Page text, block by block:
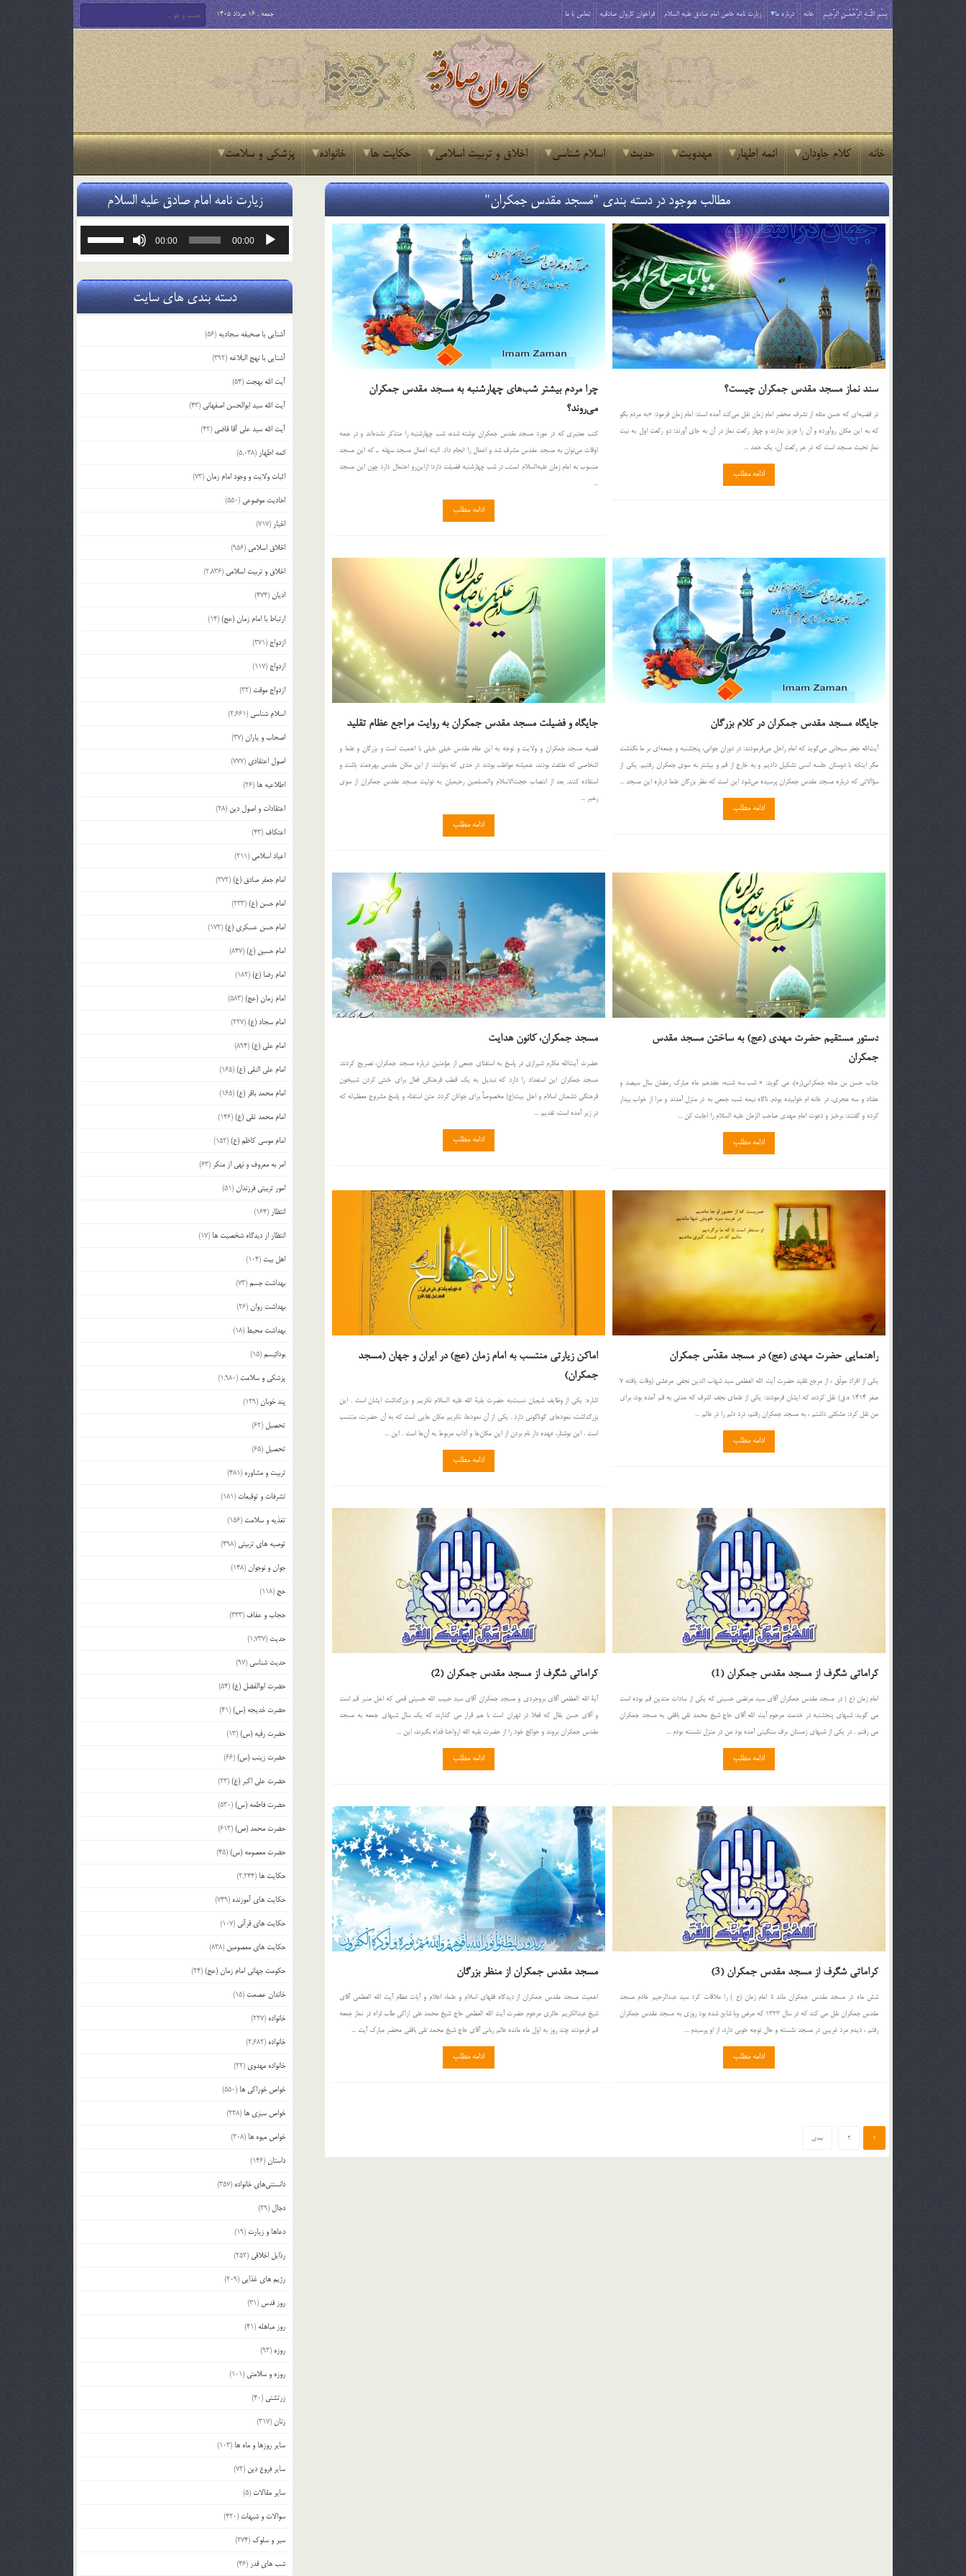
بِسْمِ اللَّـهِ الرَّحْمَـٰنِ الرَّحِيمِ خانه درباره ما زیارت نامه خاص امام صادق علیه السلام فراخوان کاروان صادقیه تماس با ما جمعه , 16 مرداد 1405
خانه کلام جاودان ائمه اطهار مهدویت حدیث اسلام شناسی اخلاق و تربیت اسلامی حکایت ها خانواده پزشکی و سلامت
مطالب موجود در دسته بندی "مسجد مقدس جمکران"
سند نماز مسجد مقدس جمکران چیست؟
در قضیه‌ای که حسن مثله از تشرف محضر امام زمان نقل می‌کند آمده است: امام ‌زمان فرمود: «به مردم بگو
که به این مکان روآورده و آن‌ را عزیز بدارند و چهار رکعت نماز در آن به‌ جای آورند؛ دو رکعت اول به نیت
نماز تحیت مسجد است که در هر رکعت آن، یک حمد ...
ادامه مطلب
چرا مردم بیشتر شب‌های چهارشنبه به مسجد مقدس جمکران
می‌روند؟
کتب معتبری که در مورد مسجد مقدس جمکران نوشته شده، شب چهارشنبه را متذکر نشده‌اند و در همه
اوقات می‌توان به مسجد مقدس مشرف شد و اعمال را انجام داد. البته اعمال مسجد سهله ـ که این مسجد
منسوب به امام‌ زمان علیه‌السلام است‌ـ در شب چهارشنبه فضیلت دارد؛ ازاین‌رو احتمال دارد چون این مسجد
...
ادامه مطلب
جایگاه مسجد مقدس جمکران در کلام بزرگان
آیت‌الله جعفر سبحانی می‌گوید که امام راحل می‌فرمودند: در دوران جوانی، پنجشنبه و جمعه‌ای بر ما نگذشت
مگر اینکه با دوستان جلسه انسی تشکیل دادیم و به خارج از قم و بیشتر به سوی جمکران رفتیم. یکی از
سؤالاتی که درباره مسجد مقدس جمکران پرسیده می‌شود این است که نظر بزرگان علما درباره این مسجد ...
ادامه مطلب
جایگاه و فضیلت مسجد مقدس جمکران به روایت مراجع عظام تقلید
قضیه مسجد جمکران و ولایت و توجه به این مقام مقدس خیلی خیلی با اهمیت است و بزرگان و علما و
اشخاصی که ملتفت بودند، همیشه مواظب بودند در حدی که بتوانند، از این مکان مقدس بهره‌مند باشند و
استفاده کنند. بعد از انتصاب حجت‌الاسلام ‌والمسلمین رحیمیان به تولیت مسجد مقدس جمکران از سوی
رهبر ...
ادامه مطلب
دستور مستقیم حضرت مهدی (عج) به ساختن مسجد مقدس
جمکران
جناب حسن بن مثله جمکرانی(ره)، می گوید: « شب سه شنبه، هفدهم ماه مبارک رمضان سال سیصد و
هفتاد و سه هجری، در خانه ام خوابیده بودم. ناگاه نیمه شب، جمعی به در منزل آمدند و مرا از خواب بیدار
کرده و گفتند: برخیز و دعوت امام مهدی صاحب الزمان علیه السلام را اجابت کن ...
ادامه مطلب
مسجد جمكران، كانون هدايت
حضرت آيت‌الله مكارم شيرازي در پاسخ به استفتاي جمعي از مؤمنين درباره مسجد جمكران، تصريح كردند:
مسجد جمكران اين استعداد را دارد كه تبديل به يك قطب فرهنگي فعال براي خنثي كردن شبيخون
فرهنگي دشمنان اسلام و اهل بيت(ع) مخصوصاً براي جوانان گردد. متن استفتاء و پاسخ مشروح معظم‌له كه
در زير آمده است، تقديم ...
ادامه مطلب
راهنمایی حضرت مهدی (عج) در مسجد مقدّس جمکران
یکی از افراد موثّق ، از مرجع تقلید حضرت آیت الله العظمی سید شهاب الدین نجفی مرعشی (وفات یافته 7
صفر 1414 ه.ق) نقل کردند که ایشان فرمودند: یکی از علمای نجف اشرف که مدتی به قم آمده بود، برای
من نقل کرد: مشکلی داشتم ، به مسجد جمکران رفتم، درد دلم را در عالم ...
ادامه مطلب
اماكن زیارتی منتسب به امام زمان (عج) در ایران و جهان (مسجد
جمكران)
اشاره: یكی از وظایف شیعیان نسبت‌به حضرت بقیة الله علیه السلام تكریم و بزرگداشت ایشان است . این
بزرگداشت، نمودهای گوناگونی دارد . یكی از آن نمودها، تكریم مكان هایی است كه به آن حضرت، منتسب
است . این نوشتار، عهده دار نام بردن از این مكان‌ها و آداب مربوط به آن‌ها است . این ...
ادامه مطلب
كراماتى شگرف از مسجد مقدس جمكران (1)
امام زمان (ع ) در مسجد مقدس جمكران آقاى سيد مرتضى حسينى كه يكى از سادات متدين قم بوده است
مى گويد: شبهاى پنجشنبه در خدمت مرحوم آيت الله آقاى حاج شيخ محمد تقى بافقى به مسجد جمكران
مى رفتم . در يكى از شبهاى زمستان برف سنگينى آمده بود من در منزل نشسته بودم ...
ادامه مطلب
كراماتى شگرف از مسجد مقدس جمكران (2)
آية الله العظمى آقاى بروجردى و مسجد جمكران آقاى سيد حبيب الله حسينى قمى كه اهل منبر قم است
و آقاى حسن بقال كه فعلا در تهران است با هم قرار مى گذارند كه يك سال شبهاى جمعه به مسجد
مقدس جمكران بروند و حوائج خود را از حضرت بقيه الله ارواحنا فداه بگيرند، اين ...
ادامه مطلب
كراماتى شگرف از مسجد مقدس جمكران (3)
شش ماه در مسجد مقدس جمكران ماند تا امام زمان (ع ) را ملاقات كرد سيد عبدالرحيم خادم مسجد
مقدس جمكران نقل مى كند كه در سال 1323 كه مرض وبا شايع شده بود روزى به مسجد مقدس جمكران
رفتم ، ديدم مرد غريبى در مسجد نشسته و حال توجه خوبى دارد، از او پرسيدم ...
ادامه مطلب
مسجد مقدس جمكران از منظر بزرگان
اهميت مسجد مقدس جمكران از ديدگاه فقهاى اسلام و علماء اعلام و آيات عظام آيت الله العظمى آقاى
شيخ عبدالكريم حائرى مرحوم حضرت آيت الله العظمى حاج شيخ محمد على اراكى طاب ثراه در نماز جمعه
قم فرمودند چند روز به اول ماه مانده عالم ربانى آقاى حاج شيخ محمد تقى بافقى محضر مبارك آيت ...
ادامه مطلب
1
2 بعدی
زیارت نامه امام صادق علیه السلام
پخش‌کننده
00:00
00:00
یا
صدا
کلیدهای
دسته بندی های سایت
آشنایی با صحیفه سجادیه (56)
آشنایی با نهج البلاغه (392)
آیت الله بهجت (54)
آیت الله سید ابوالحسن اصفهانی (43)
آیت الله سید علی آقا قاضی (42)
ائمه اطهار (5,038)
اثبات ولایت و وجود امام زمان(73)
احادیث موضوعی (550)
اخبار (717)
اخلاق اسلامی (956)
اخلاق و تربیت اسلامی (2,836)
ادیان(474)
ارتباط با امام زمان (عج)(14)
ازدواج (371)
ازدواج (117)
ازدواج موقت (32)
اسلام شناسی (2,661)
اصحاب و یاران(37)
اصول اعتقادی (777)
اطلاعیه ها (26)
اعتقادات و اصول دین (28)
اعتکاف (43)
اعیاد اسلامی (211)
امام جعفر صادق (ع)(372)
امام حسن (ع)(233)
امام حسن عسکری (ع)(172)
امام حسین (ع)(847)
امام رضا (ع)(182)
امام زمان (عج)(583)
امام سجاد (ع)(227)
امام علی (ع)(894)
امام علی النقی (ع)(165)
امام محمد باقر (ع)(165)
امام محمد تقی (ع)(146)
امام موسی کاظم (ع)(152)
امر به معروف و نهی از منکر (63)
امور تربیتی فرزندان(51)
انتظار (164)
انتظار از دیدگاه شخصیت ها (17)
اهل بیت (104)
بهداشت جسم(73)
بهداشت روان(26)
بهداشت محیط (18)
بودائیسم(15)
پزشکی و سلامت (1,980)
پند خوبان(129)
تحصیل (62)
تحصیل (65)
تربیت و مشاوره (481)
تشرفات و توقیعات (181)
تغذیه و سلامت (156)
توصیه های تربیتی (498)
جوان و نوجوان(148)
حج (118)
حجاب و عفاف (333)
حدیث (1,737)
حدیث شناسی (97)
حضرت ابوالفضل (ع)(54)
حضرت خدیجه (س)(41)
حضرت رقیه (س)(13)
حضرت زینب (س)(66)
حضرت علی اکبر (ع)(23)
حضرت فاطمه (س)(530)
حضرت محمد (ص)(613)
حضرت معصومه (س)(45)
حکایت ها (2,244)
حکایت های آموزنده (749)
حکایت های قرآنی (107)
حکایت های معصومین (838)
حکومت جهانی امام زمان (عج)(24)
خاندان عصمت (15)
خانواده (227)
خانواده (2,682)
خانواده مهدوی (22)
خواص خوراکی ها (550)
خواص سبزی ها (228)
خواص میوه ها (308)
داستان(146)
دانستنی‌های خانواده (357)
دجال (29)
دعاها و زیارت (19)
رذایل اخلاقی (252)
رژیم های غذایی (209)
روز قدس (31)
روز مباهله (41)
روزه (93)
روزه و سلامتی (101)
زرتشتی (40)
زنان(317)
سایر روزها و ماه ها (103)
سایر فروع دین (72)
سایر مقالات (5)
سوالات و شبهات (420)
سیر و سلوک (274)
شب های قدر (46)